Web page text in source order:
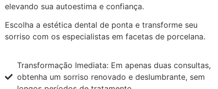
elevando sua autoestima e confiança.
Escolha a estética dental de ponta e transforme seu
sorriso com os especialistas em facetas de porcelana.
Transformação Imediata: Em apenas duas consultas,
obtenha um sorriso renovado e deslumbrante, sem